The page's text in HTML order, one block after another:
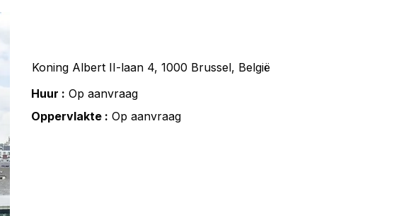
Koning Albert II-laan 4, 1000 Brussel, België
Huur : Op aanvraag
Oppervlakte : Op aanvraag